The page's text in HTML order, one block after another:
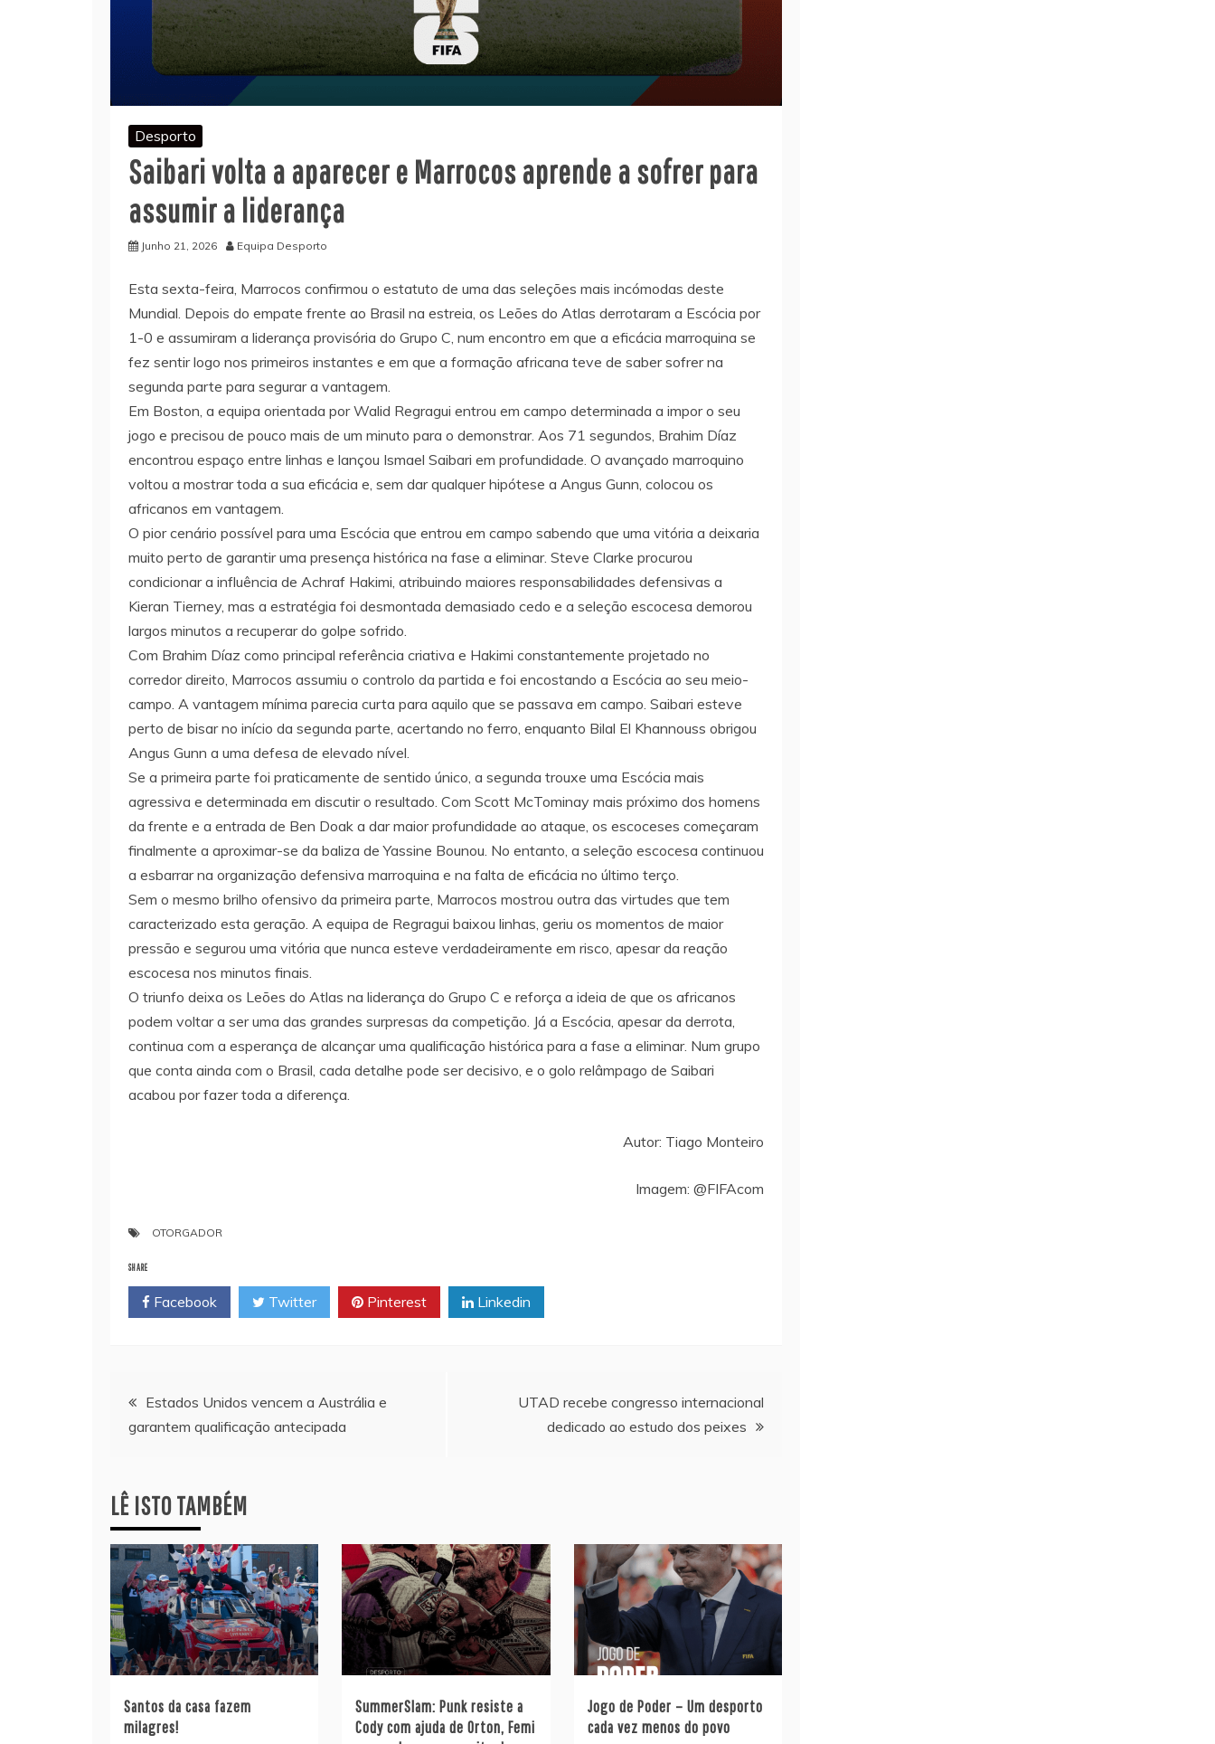
Desporto
Saibari volta a aparecer e Marrocos aprende a sofrer para
assumir a liderança
Junho 21, 2026 Equipa Desporto
Esta sexta-feira, Marrocos confirmou o estatuto de uma das seleções mais incómodas deste
Mundial. Depois do empate frente ao Brasil na estreia, os Leões do Atlas derrotaram a Escócia por
1-0 e assumiram a liderança provisória do Grupo C, num encontro em que a eficácia marroquina se
fez sentir logo nos primeiros instantes e em que a formação africana teve de saber sofrer na
segunda parte para segurar a vantagem.
Em Boston, a equipa orientada por Walid Regragui entrou em campo determinada a impor o seu
jogo e precisou de pouco mais de um minuto para o demonstrar. Aos 71 segundos, Brahim Díaz
encontrou espaço entre linhas e lançou Ismael Saibari em profundidade. O avançado marroquino
voltou a mostrar toda a sua eficácia e, sem dar qualquer hipótese a Angus Gunn, colocou os
africanos em vantagem.
O pior cenário possível para uma Escócia que entrou em campo sabendo que uma vitória a deixaria
muito perto de garantir uma presença histórica na fase a eliminar. Steve Clarke procurou
condicionar a influência de Achraf Hakimi, atribuindo maiores responsabilidades defensivas a
Kieran Tierney, mas a estratégia foi desmontada demasiado cedo e a seleção escocesa demorou
largos minutos a recuperar do golpe sofrido.
Com Brahim Díaz como principal referência criativa e Hakimi constantemente projetado no
corredor direito, Marrocos assumiu o controlo da partida e foi encostando a Escócia ao seu meio-
campo. A vantagem mínima parecia curta para aquilo que se passava em campo. Saibari esteve
perto de bisar no início da segunda parte, acertando no ferro, enquanto Bilal El Khannouss obrigou
Angus Gunn a uma defesa de elevado nível.
Se a primeira parte foi praticamente de sentido único, a segunda trouxe uma Escócia mais
agressiva e determinada em discutir o resultado. Com Scott McTominay mais próximo dos homens
da frente e a entrada de Ben Doak a dar maior profundidade ao ataque, os escoceses começaram
finalmente a aproximar-se da baliza de Yassine Bounou. No entanto, a seleção escocesa continuou
a esbarrar na organização defensiva marroquina e na falta de eficácia no último terço.
Sem o mesmo brilho ofensivo da primeira parte, Marrocos mostrou outra das virtudes que tem
caracterizado esta geração. A equipa de Regragui baixou linhas, geriu os momentos de maior
pressão e segurou uma vitória que nunca esteve verdadeiramente em risco, apesar da reação
escocesa nos minutos finais.
O triunfo deixa os Leões do Atlas na liderança do Grupo C e reforça a ideia de que os africanos
podem voltar a ser uma das grandes surpresas da competição. Já a Escócia, apesar da derrota,
continua com a esperança de alcançar uma qualificação histórica para a fase a eliminar. Num grupo
que conta ainda com o Brasil, cada detalhe pode ser decisivo, e o golo relâmpago de Saibari
acabou por fazer toda a diferença.
Autor: Tiago Monteiro
Imagem: @FIFAcom
OTORGADOR
SHARE
Facebook Twitter Pinterest Linkedin
Navegação
de
artigos
Estados Unidos vencem a Austrália e
garantem qualificação antecipada
UTAD recebe congresso internacional
dedicado ao estudo dos peixes
LÊ ISTO TAMBÉM
Santos da casa fazem
milagres!
SummerSlam: Punk resiste a
Cody com ajuda de Orton, Femi
Jogo de Poder – Um desporto
cada vez menos do povo